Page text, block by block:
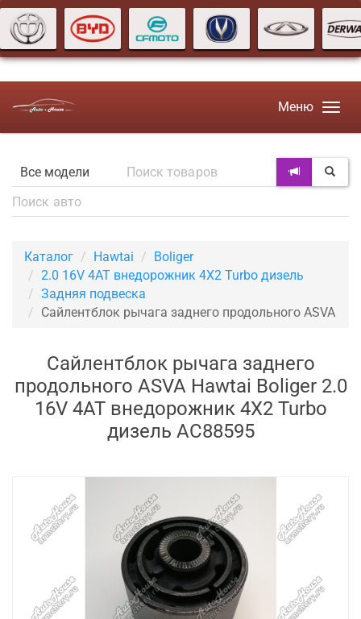
Меню
Каталог Hawtai
Boliger
2.0 16V 4AT внедорожник 4X2 Turbo дизель
Задняя подвеска
Сайлентблок рычага заднего продольного ASVA
Сайлентблок рычага заднего
продольного ASVA Hawtai Boliger 2.0
16V 4AT внедорожник 4X2 Turbo
дизель AC88595